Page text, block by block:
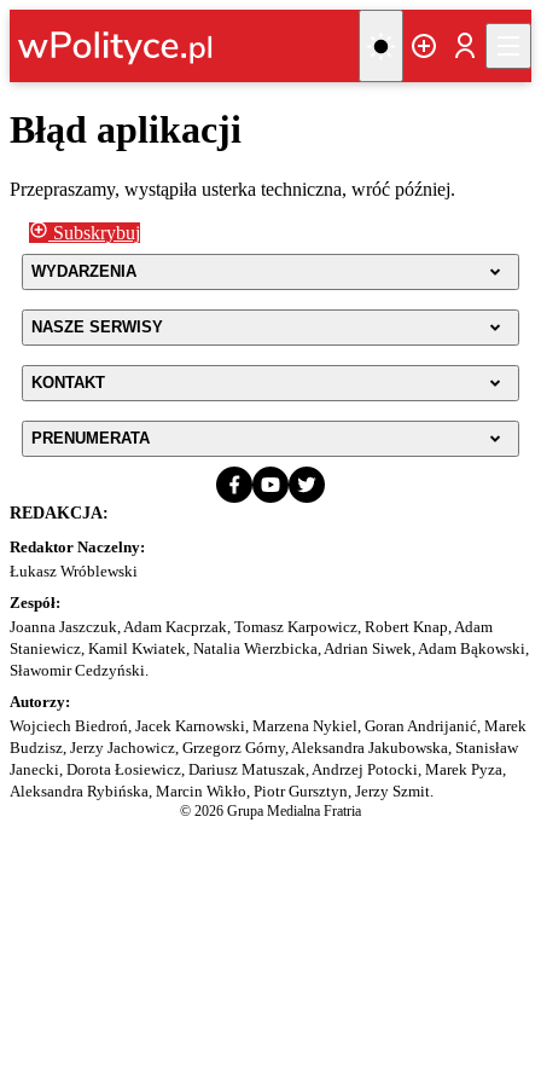
Błąd aplikacji
Przepraszamy, wystąpiła usterka techniczna, wróć później.
Subskrybuj
WYDARZENIA
NASZE SERWISY
KONTAKT
PRENUMERATA
REDAKCJA:
Redaktor Naczelny:
Łukasz Wróblewski
Zespół:
Joanna Jaszczuk, Adam Kacprzak, Tomasz Karpowicz, Robert Knap, Adam
Staniewicz, Kamil Kwiatek, Natalia Wierzbicka, Adrian Siwek, Adam Bąkowski,
Sławomir Cedzyński.
Autorzy:
Wojciech Biedroń, Jacek Karnowski, Marzena Nykiel, Goran Andrijanić, Marek
Budzisz, Jerzy Jachowicz, Grzegorz Górny, Aleksandra Jakubowska, Stanisław
Janecki, Dorota Łosiewicz, Dariusz Matuszak, Andrzej Potocki, Marek Pyza,
Aleksandra Rybińska, Marcin Wikło, Piotr Gursztyn, Jerzy Szmit.
© 2026 Grupa Medialna Fratria